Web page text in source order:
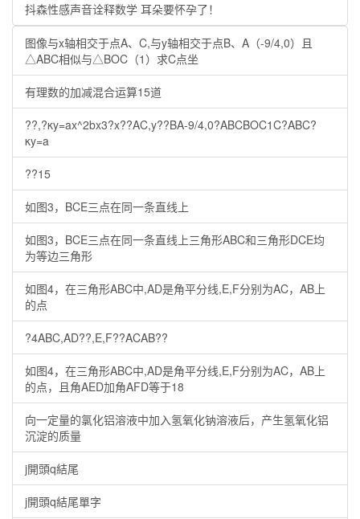
抖森性感声音诠释数学 耳朵要怀孕了！
图像与x轴相交于点A、C,与y轴相交于点B、A（-9/4,0）且
△ABC相似与△BOC（1）求C点坐
有理数的加减混合运算15道
??,?κy=ax^2bx3?x??AC,y??BA-9/4,0?ABCBOC1C?ABC?
κy=a
??15
如图3，BCE三点在同一条直线上
如图3，BCE三点在同一条直线上三角形ABC和三角形DCE均
为等边三角形
如图4，在三角形ABC中,AD是角平分线,E,F分别为AC，AB上
的点
?4ABC,AD??,E,F??ACAB??
如图4，在三角形ABC中,AD是角平分线,E,F分别为AC，AB上
的点，且角AED加角AFD等于18
向一定量的氯化铝溶液中加入氢氧化钠溶液后，产生氢氧化铝
沉淀的质量
j開頭q結尾
j開頭q結尾單字